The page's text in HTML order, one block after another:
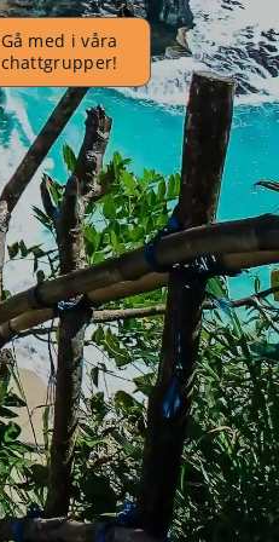
Gå med i våra
chattgrupper!